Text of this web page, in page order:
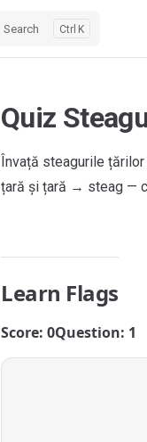
Search K
Quiz
Învață steagurile
țară și țară → steag —
Learn Flags
Score: 0Question: 1